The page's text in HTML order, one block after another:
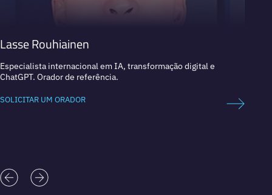
Lasse Rouhiainen
Especialista internacional em IA, transformação digital e
ChatGPT. Orador de referência.
SOLICITAR UM ORADOR